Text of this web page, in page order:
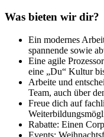
Was bieten wir dir?
Ein modernes
spannende sowie
Eine agile
eine „Du“ Kultur
Arbeite und
Team, auch über
Freue dich auf
Rabatte: Einen
Events: